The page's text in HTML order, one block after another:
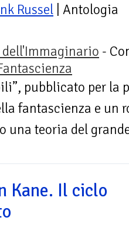
Russel | Antologia
-
pubblicato per la
fantascienza e un
una teoria del
Kane. Il ciclo